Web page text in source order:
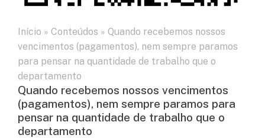
Início » Conteúdos » Quando recebemos nossos
vencimentos (pagamentos), nem sempre paramos
para pensar na quantidade de trabalho que o
departamento
Quando recebemos nossos vencimentos
(pagamentos), nem sempre paramos para
pensar na quantidade de trabalho que o
departamento